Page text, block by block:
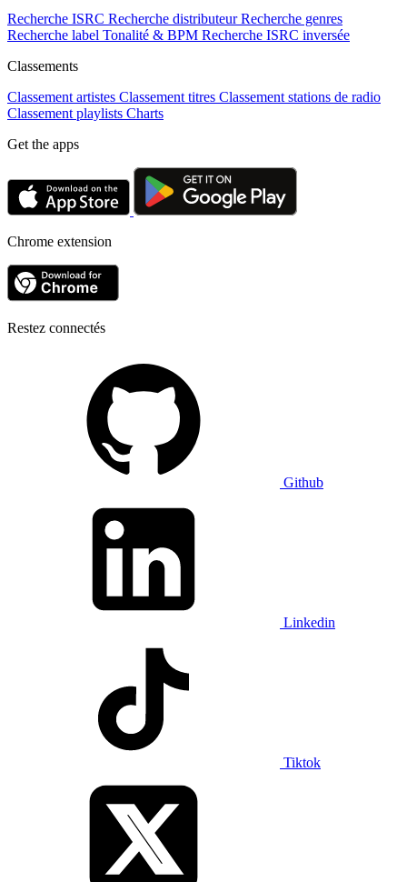
Recherche ISRC Recherche distributeur Recherche genres
Recherche label Tonalité & BPM Recherche ISRC inversée
Classements
Classement artistes Classement titres Classement stations de radio
Classement playlists Charts
Get the apps
Chrome extension
Restez connectés
Github
Linkedin
Tiktok